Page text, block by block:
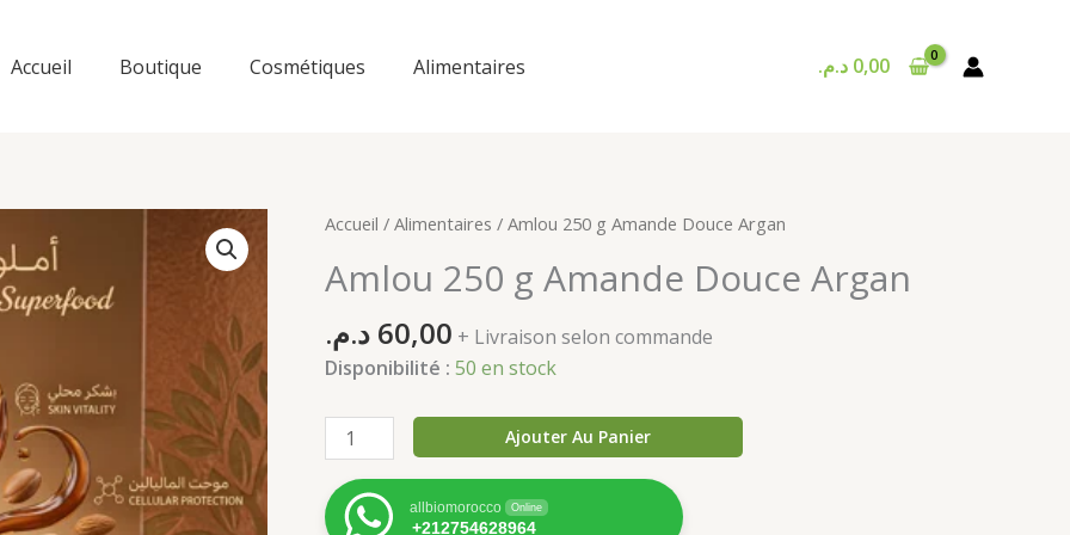
Accueil Boutique Cosmétiques Alimentaires 0,00 د.م.
Accueil / Alimentaires / Amlou 250 g Amande Douce Argan
Amlou 250 g Amande Douce Argan
60,00 د.م.
+ Livraison selon commande
Disponibilité : 50 en stock
quantité
de
Amlou
250
Ajouter Au Panier
allbiomorocco Online
+212754628964